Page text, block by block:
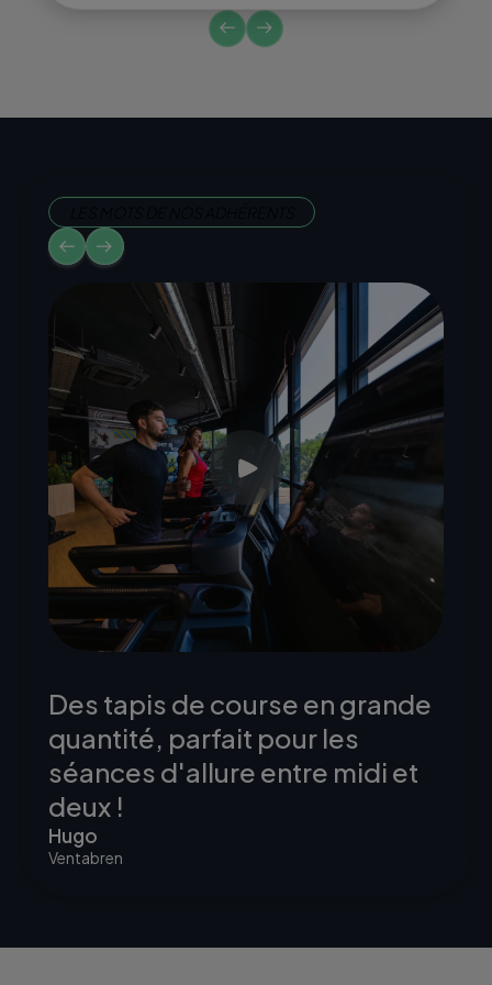
Des tapis de course en grande
quantité, parfait pour les
séances d'allure entre midi et
deux !
Hugo
Ventabren